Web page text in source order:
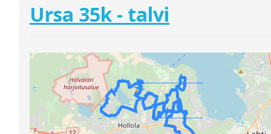
Ursa 35k - talvi